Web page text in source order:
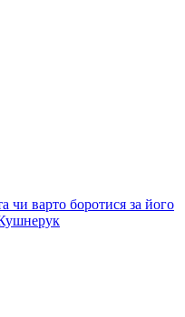
чи варто боротися за його